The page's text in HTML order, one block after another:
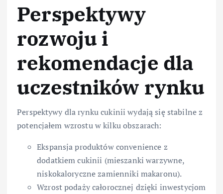
Perspektywy
rozwoju i
rekomendacje dla
uczestników rynku
Perspektywy dla rynku cukinii wydają się stabilne z
potencjałem wzrostu w kilku obszarach:
Ekspansja produktów convenience z
dodatkiem cukinii (mieszanki warzywne,
niskokaloryczne zamienniki makaronu).
Wzrost podaży całorocznej dzięki inwestycjom